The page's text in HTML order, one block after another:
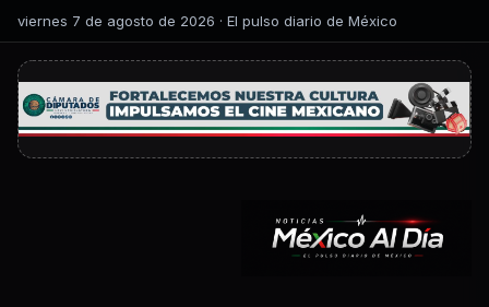
viernes 7 de agosto de 2026 · El pulso diario de México